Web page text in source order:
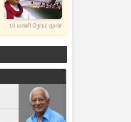
10 மணி நேரம் முன்